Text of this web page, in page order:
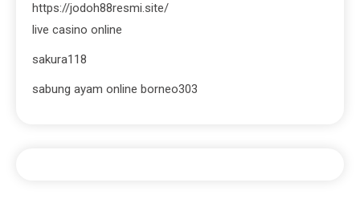
https://jodoh88resmi.site/
live casino online
sakura118
sabung ayam online borneo303